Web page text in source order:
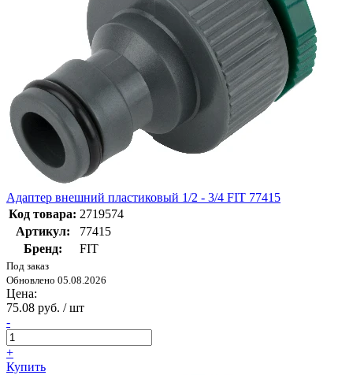
Адаптер внешний пластиковый 1/2 - 3/4 FIT 77415
Код товара: 2719574
Артикул:
77415
Бренд:
FIT
Под заказ
Обновлено 05.08.2026
Цена:
75.08 руб. / шт
-
+
Купить